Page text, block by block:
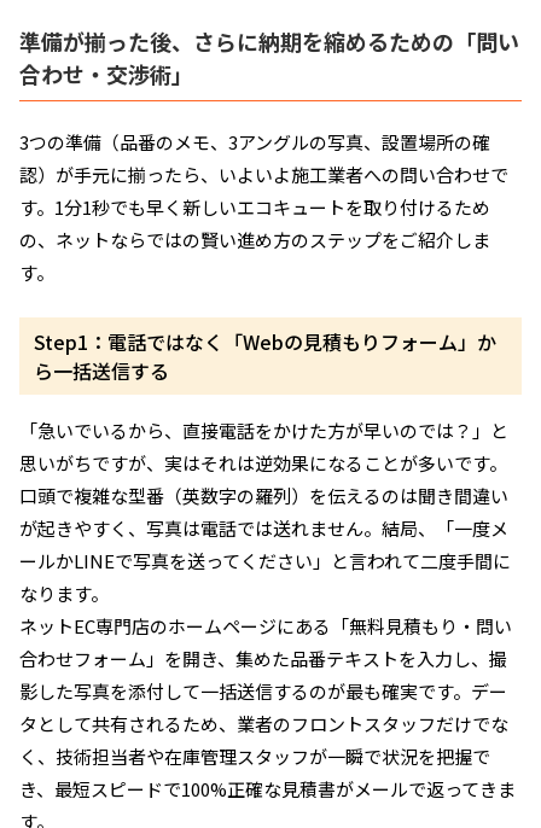
準備が揃った後、さらに納期を縮めるための「問い
合わせ・交渉術」
3つの準備（品番のメモ、3アングルの写真、設置場所の確
認）が手元に揃ったら、いよいよ施工業者への問い合わせで
す。1分1秒でも早く新しいエコキュートを取り付けるため
の、ネットならではの賢い進め方のステップをご紹介しま
す。
Step1：電話ではなく「Webの見積もりフォーム」か
ら一括送信する
「急いでいるから、直接電話をかけた方が早いのでは？」と
思いがちですが、実はそれは逆効果になることが多いです。
口頭で複雑な型番（英数字の羅列）を伝えるのは聞き間違い
が起きやすく、写真は電話では送れません。結局、「一度メ
ールかLINEで写真を送ってください」と言われて二度手間に
なります。
ネットEC専門店のホームページにある「無料見積もり・問い
合わせフォーム」を開き、集めた品番テキストを入力し、撮
影した写真を添付して一括送信するのが最も確実です。デー
タとして共有されるため、業者のフロントスタッフだけでな
く、技術担当者や在庫管理スタッフが一瞬で状況を把握で
き、最短スピードで100%正確な見積書がメールで返ってきま
す。